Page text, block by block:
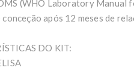
(WHO Laboratory Manual
conceção após 12 meses de
DO KIT: